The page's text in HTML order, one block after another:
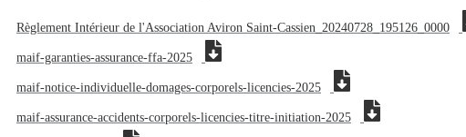
Règlement Intérieur de l'Association Aviron Saint-Cassien_20240728_195126_0000
maif-garanties-assurance-ffa-2025
maif-notice-individuelle-domages-corporels-licencies-2025
maif-assurance-accidents-corporels-licencies-titre-initiation-2025